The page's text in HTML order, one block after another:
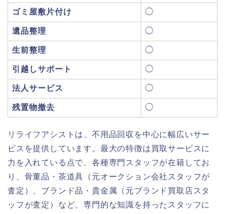
ゴミ屋敷片付け ◯
遺品整理 ◯
生前整理 ◯
引越しサポート ◯
法人サービス ◯
残置物撤去 ◯
リライフアシストは、不用品回収を中心に幅広いサー
ビスを提供しています。最大の特徴は買取サービスに
力を入れている点で、各種専門スタッフが在籍してお
り、骨董品・茶道具（元オークション会社スタッフが
査定）、ブランド品・貴金属（元ブランド買取店スタ
ッフが査定）など、専門的な知識を持ったスタッフに